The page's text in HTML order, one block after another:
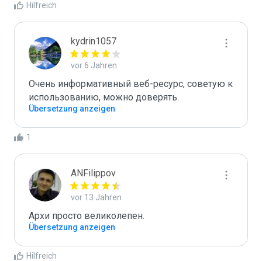
Hilfreich
kydrin1057
vor 6 Jahren
Очень информативный веб-ресурс, советую к
использованию, можно доверять.
Übersetzung anzeigen
1
ANFilippov
vor 13 Jahren
Архи просто великолепен.
Übersetzung anzeigen
Hilfreich